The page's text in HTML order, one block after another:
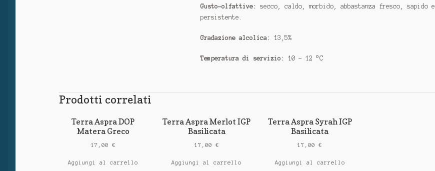
Gusto-olfattive:
secco, caldo, morbido, abbastanza fresco, sapido e
persistente.
Gradazione alcolica: 13,5%
Temperatura di servizio: 10 – 12 °C
Prodotti correlati
Terra Aspra DOP
Matera Greco
17,00 €
Aggiungi al carrello
Terra Aspra Merlot IGP
Basilicata
17,00 €
Aggiungi al carrello
Terra Aspra Syrah IGP
Basilicata
17,00€
Aggiungi al carrello